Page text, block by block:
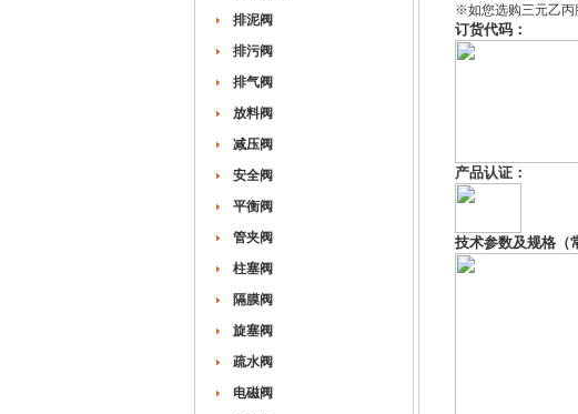
排泥阀
排污阀
排气阀
放料阀
减压阀
安全阀
平衡阀
管夹阀
柱塞阀
隔膜阀
旋塞阀
疏水阀
电磁阀
※如您选购三元乙丙
订货代码：
产品认证：
技术参数及规格（